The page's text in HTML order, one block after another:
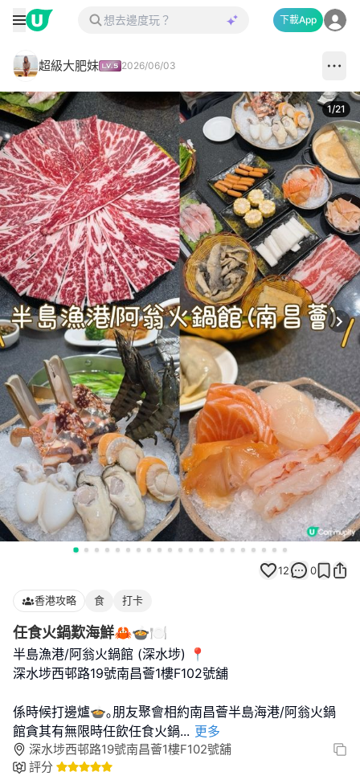
下載App
超級大肥妹 2026/06/03
1/21
12 0
香港攻略 食 打卡
任食火鍋歎海鮮🦀🍲🍽️
半島漁港/阿翁火鍋館 (深水埗) 📍
深水埗西邨路19號南昌薈1樓F102號舖
係時候打邊爐🍲｡朋友聚會相約南昌薈半島海港/阿翁火鍋
館貪其有無限時任飲任食火鍋... 更多
深水埗西邨路19號南昌薈1樓F102號舖
評分